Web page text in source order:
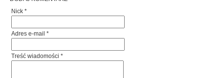
Nick *
Adres e-mail *
Treść wiadomości *